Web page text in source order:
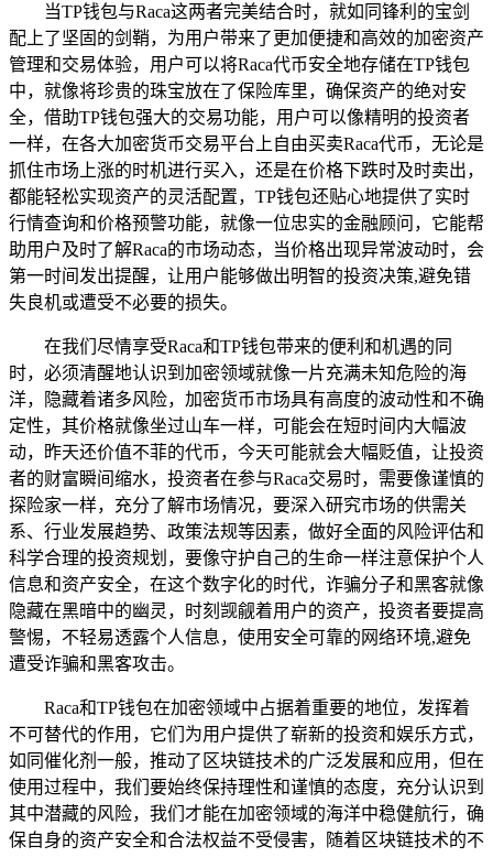
当TP钱包与Raca这两者完美结合时，就如同锋利的宝剑
配上了坚固的剑鞘，为用户带来了更加便捷和高效的加密资产
管理和交易体验，用户可以将Raca代币安全地存储在TP钱包
中，就像将珍贵的珠宝放在了保险库里，确保资产的绝对安
全，借助TP钱包强大的交易功能，用户可以像精明的投资者
一样，在各大加密货币交易平台上自由买卖Raca代币，无论是
抓住市场上涨的时机进行买入，还是在价格下跌时及时卖出，
都能轻松实现资产的灵活配置，TP钱包还贴心地提供了实时
行情查询和价格预警功能，就像一位忠实的金融顾问，它能帮
助用户及时了解Raca的市场动态，当价格出现异常波动时，会
第一时间发出提醒，让用户能够做出明智的投资决策,避免错
失良机或遭受不必要的损失。
在我们尽情享受Raca和TP钱包带来的便利和机遇的同
时，必须清醒地认识到加密领域就像一片充满未知危险的海
洋，隐藏着诸多风险，加密货币市场具有高度的波动性和不确
定性，其价格就像坐过山车一样，可能会在短时间内大幅波
动，昨天还价值不菲的代币，今天可能就会大幅贬值，让投资
者的财富瞬间缩水，投资者在参与Raca交易时，需要像谨慎的
探险家一样，充分了解市场情况，要深入研究市场的供需关
系、行业发展趋势、政策法规等因素，做好全面的风险评估和
科学合理的投资规划，要像守护自己的生命一样注意保护个人
信息和资产安全，在这个数字化的时代，诈骗分子和黑客就像
隐藏在黑暗中的幽灵，时刻觊觎着用户的资产，投资者要提高
警惕，不轻易透露个人信息，使用安全可靠的网络环境,避免
遭受诈骗和黑客攻击。
Raca和TP钱包在加密领域中占据着重要的地位，发挥着
不可替代的作用，它们为用户提供了崭新的投资和娱乐方式，
如同催化剂一般，推动了区块链技术的广泛发展和应用，但在
使用过程中，我们要始终保持理性和谨慎的态度，充分认识到
其中潜藏的风险，我们才能在加密领域的海洋中稳健航行，确
保自身的资产安全和合法权益不受侵害，随着区块链技术的不